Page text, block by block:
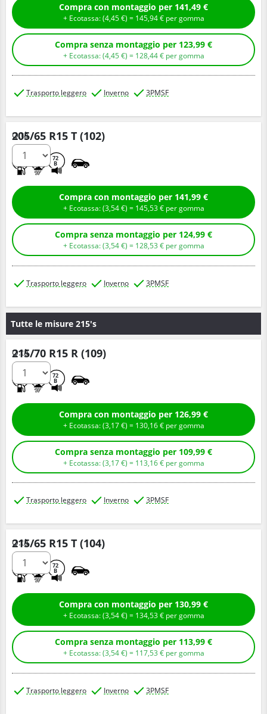
Compra con montaggio per 141,49 €
+ Ecotassa: (4,45€ ) = 145,94€ per gomma
Compra senza montaggio per 123,99 €
+ Ecotassa: (4,45€ ) = 128,44€ per gomma
Trasporto leggero Inverno 3PMSF
205/65 R15 T (102)
72
B
Q.tà
Compra con montaggio per 141,99 €
+ Ecotassa: (3,54€ ) = 145,53€ per gomma
Compra senza montaggio per 124,99 €
+ Ecotassa: (3,54€ ) = 128,53 € per gomma
Trasporto leggero Inverno 3PMSF
Tutte le misure 215's
215/70 R15 R (109)
72
B
Q.tà
Compra con montaggio per 126,99 €
+ Ecotassa: (3,17€ ) = 130,16€ per gomma
Compra senza montaggio per 109,99 €
+ Ecotassa: (3,17€ ) = 113,16€ per gomma
Trasporto leggero Inverno 3PMSF
215/65 R15 T (104)
72
B
Q.tà
Compra con montaggio per 130,99 €
+ Ecotassa: (3,54€ ) = 134,53€ per gomma
Compra senza montaggio per 113,99 €
+ Ecotassa: (3,54€ ) = 117,53 € per gomma
Trasporto leggero Inverno 3PMSF